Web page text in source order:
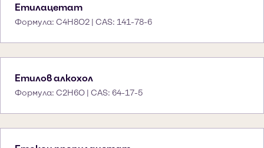
Етилацетат
Формула: C4H8O2 | CAS: 141-78-6
Етилов алкохол
Формула: C2H6O | CAS: 64-17-5